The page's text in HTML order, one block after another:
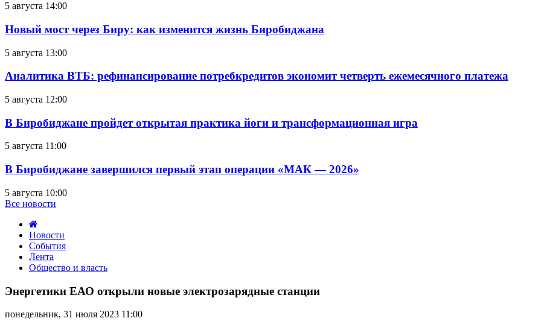
5 августа 14:00
Новый мост через Биру: как изменится жизнь Биробиджана
5 августа 13:00
Аналитика ВТБ: рефинансирование потребкредитов экономит четверть ежемесячного платежа
5 августа 12:00
В Биробиджане пройдет открытая практика йоги и трансформационная игра
5 августа 11:00
В Биробиджане завершился первый этап операции «МАК — 2026»
5 августа 10:00
Все новости
Новости
События
Лента
Общество и власть
ЕАО
новые
электрозарядные
Энергетики ЕАО открыли новые электрозарядные станции
понедельник, 31 июля 2023 11:00